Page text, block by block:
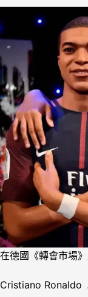
在德國《轉會市場
Cristiano Ronaldo